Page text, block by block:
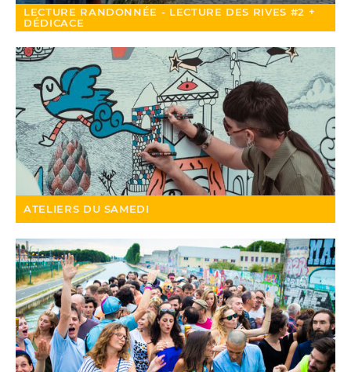
LECTURE RANDONNÉE - LECTURE DES RIVES #2 +
DÉDICACE
ATELIERS DU SAMEDI